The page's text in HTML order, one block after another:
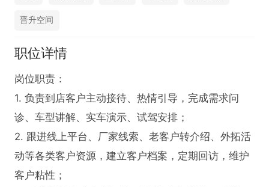
晋升空间
职位详情
岗位职责：
1. 负责到店客户主动接待、热情引导，完成需求问
诊、车型讲解、实车演示、试驾安排；
2. 跟进线上平台、厂家线索、老客户转介绍、外拓活
动等各类客户资源，建立客户档案，定期回访，维护
客户粘性；